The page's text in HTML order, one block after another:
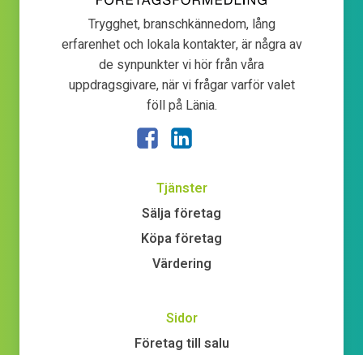
Trygghet, branschkännedom, lång
erfarenhet och lokala kontakter, är några av
de synpunkter vi hör från våra
uppdragsgivare, när vi frågar varför valet
föll på Länia.
Tjänster
Sälja företag
Köpa företag
Värdering
Sidor
Företag till salu